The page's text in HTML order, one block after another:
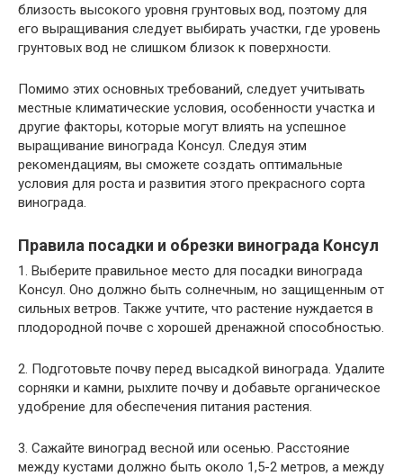
близость высокого уровня грунтовых вод, поэтому для
его выращивания следует выбирать участки, где уровень
грунтовых вод не слишком близок к поверхности.
Помимо этих основных требований, следует учитывать
местные климатические условия, особенности участка и
другие факторы, которые могут влиять на успешное
выращивание винограда Консул. Следуя этим
рекомендациям, вы сможете создать оптимальные
условия для роста и развития этого прекрасного сорта
винограда.
Правила посадки и обрезки винограда Консул
1. Выберите правильное место для посадки винограда
Консул. Оно должно быть солнечным, но защищенным от
сильных ветров. Также учтите, что растение нуждается в
плодородной почве с хорошей дренажной способностью.
2. Подготовьте почву перед высадкой винограда. Удалите
сорняки и камни, рыхлите почву и добавьте органическое
удобрение для обеспечения питания растения.
3. Сажайте виноград весной или осенью. Расстояние
между кустами должно быть около 1,5-2 метров, а между